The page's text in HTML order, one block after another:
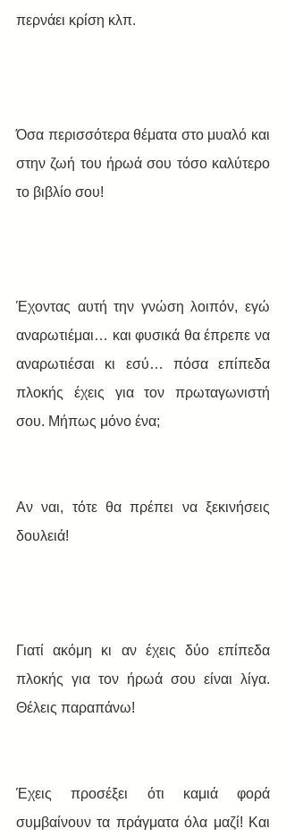
περνάει κρίση κλπ.
Όσα περισσότερα θέματα στο μυαλό και
στην ζωή του ήρωά σου τόσο καλύτερο
το βιβλίο σου!
Έχοντας αυτή την γνώση λοιπόν, εγώ
αναρωτιέμαι… και φυσικά θα έπρεπε να
αναρωτιέσαι κι εσύ… πόσα επίπεδα
πλοκής έχεις για τον πρωταγωνιστή
σου. Μήπως μόνο ένα;
Αν ναι, τότε θα πρέπει να ξεκινήσεις
δουλειά!
Γιατί ακόμη κι αν έχεις δύο επίπεδα
πλοκής για τον ήρωά σου είναι λίγα.
Θέλεις παραπάνω!
Έχεις προσέξει ότι καμιά φορά
συμβαίνουν τα πράγματα όλα μαζί! Και